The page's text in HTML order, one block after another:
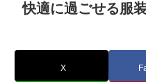
快適に過ごせる服
X